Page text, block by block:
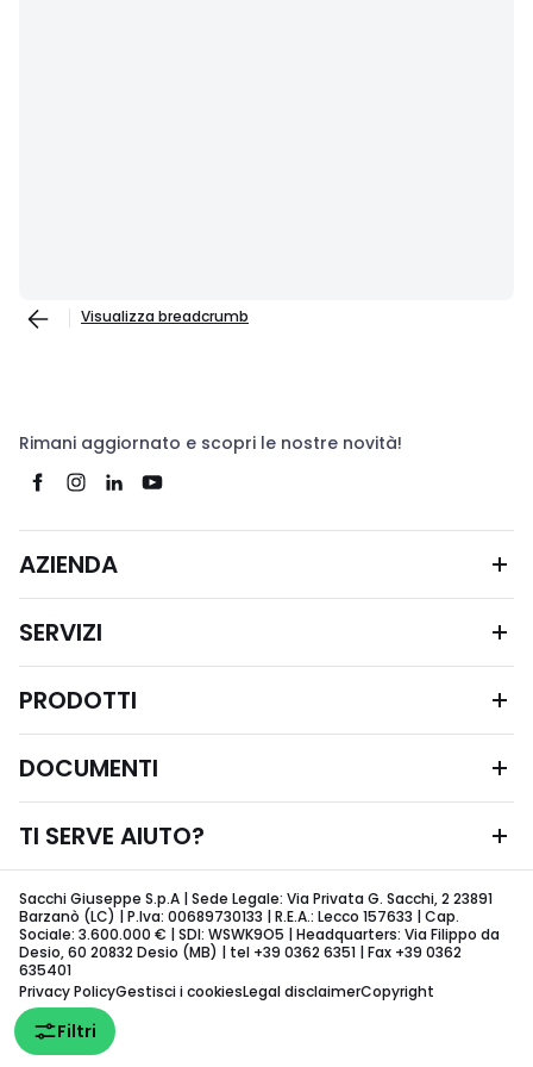
Filtri
Visualizza breadcrumb
Rimani aggiornato e scopri le nostre novità!
AZIENDA
SERVIZI
PRODOTTI
DOCUMENTI
TI SERVE AIUTO?
Sacchi Giuseppe S.p.A | Sede Legale: Via Privata G. Sacchi, 2 23891
Barzanò (LC) | P.Iva: 00689730133 | R.E.A.: Lecco 157633 | Cap.
Sociale: 3.600.000 € | SDI: WSWK9O5 | Headquarters: Via Filippo da
Desio, 60 20832 Desio (MB) | tel +39 0362 6351 | Fax +39 0362
635401
Privacy PolicyGestisci i cookiesLegal disclaimerCopyright